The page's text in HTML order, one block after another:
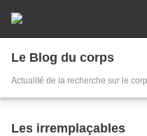
Le Blog du corps
Actualité de la recherche sur le
Les irremplaçables